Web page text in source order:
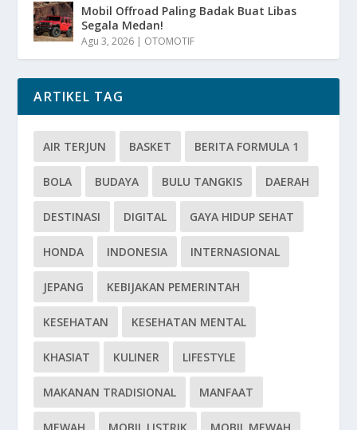
Mobil Offroad Paling Badak Buat Libas
Segala Medan!
Agu 3, 2026 | OTOMOTIF
ARTIKEL TAG
AIR TERJUN BASKET BERITA FORMULA 1
BOLA BUDAYA BULU TANGKIS DAERAH
DESTINASI DIGITAL GAYA HIDUP SEHAT
HONDA INDONESIA INTERNASIONAL
JEPANG KEBIJAKAN PEMERINTAH
KESEHATAN KESEHATAN MENTAL
KHASIAT KULINER LIFESTYLE
MAKANAN TRADISIONAL MANFAAT